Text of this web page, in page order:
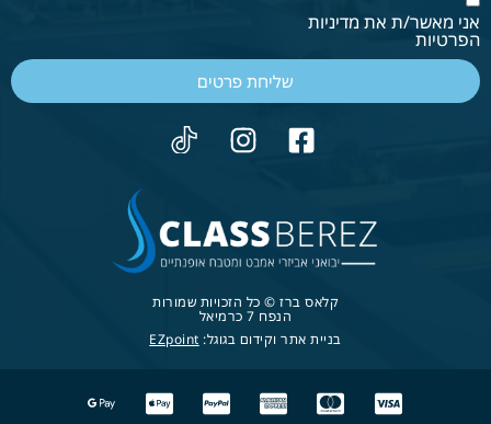
אני מאשר/ת את מדיניות
הפרטיות
שליחת פרטים
קלאס ברז © כל הזכויות שמורות
הנפח 7 כרמיאל
בניית אתר וקידום בגוגל: EZpoint